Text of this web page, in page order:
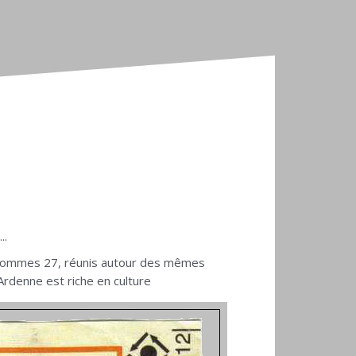
27, réunis autour des mêmes
est riche en culture